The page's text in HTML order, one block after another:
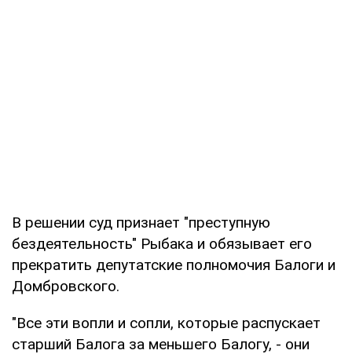
В решении суд признает "преступную
бездеятельность" Рыбака и обязывает его
прекратить депутатские полномочия Балоги и
Домбровского.
"Все эти вопли и сопли, которые распускает
старший Балога за меньшего Балогу, - они